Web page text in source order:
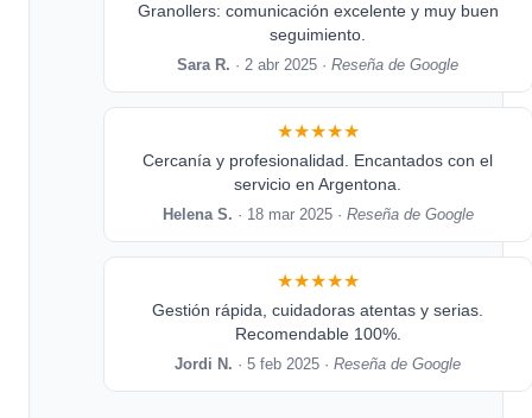
Granollers: comunicación excelente y muy buen
seguimiento.
Sara R. · 2 abr 2025 ·Reseña de Google
★★★★★
Cercanía y profesionalidad. Encantados con el
servicio en Argentona.
Helena S. · 18 mar 2025 · Reseña de Google
★★★★★
Gestión rápida, cuidadoras atentas y serias.
Recomendable 100%.
Jordi N. · 5 feb 2025 ·Reseña de Google